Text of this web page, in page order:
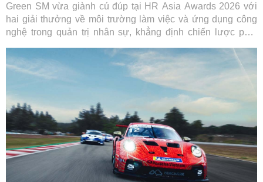
Green SM vừa giành cú đúp tại HR Asia Awards 2026 với
hai giải thưởng về môi trường làm việc và ứng dụng công
nghệ trong quản trị nhân sự, khẳng định chiến lược phát